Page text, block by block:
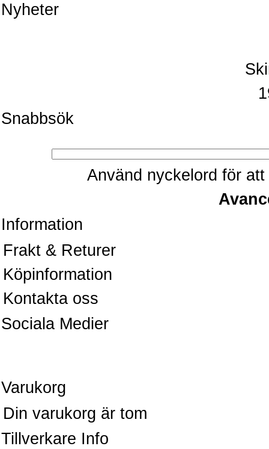
Nyheter
Snabbsök
Använd nyckelord för
Information
Frakt & Returer
Köpinformation
Kontakta oss
Sociala Medier
Varukorg
Din varukorg är tom
Tillverkare Info